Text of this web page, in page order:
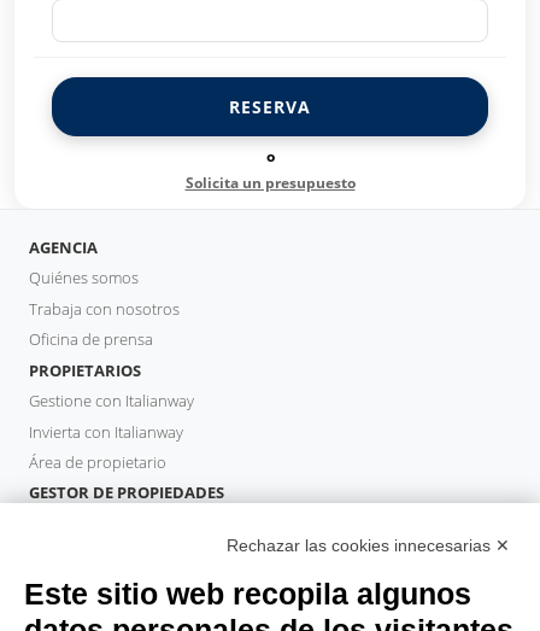
RESERVA
o
Solicita un presupuesto
AGENCIA
Quiénes somos
Trabaja con nosotros
Oficina de prensa
PROPIETARIOS
Gestione con Italianway
Invierta con Italianway
Área de propietario
GESTOR DE PROPIEDADES
HUÉSPEDES
Reserve una estancia
Rechazar las cookies innecesarias ✕
Este sitio web recopila algunos